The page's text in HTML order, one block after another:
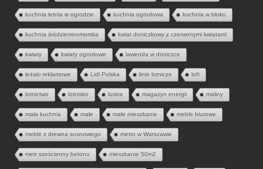
kuchnia letnia w ogrodzie kuchnia ogrodowa kuchnia w bloku
kuchnia śródziemnomorska kwiat doniczkowy z czerwonymi kwiatami
kwiaty kwiaty ogrodowe lawenda w doniczce
leżaki reklamowe Lidl Polska linie lotnicze loft
lotnictwo lotnisko lustra magazyn energii maliny
mała kuchnia małe małe mieszkanie meble biurowe
meble z drewna sosnowego metro w Warszawie
metr sześcienny betonu mieszkanie 50m2